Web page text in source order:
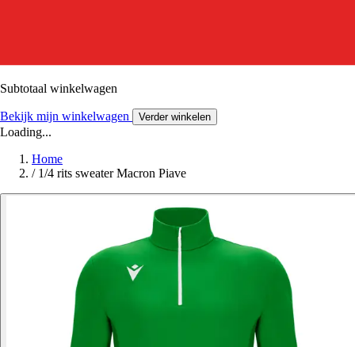
Subtotaal winkelwagen
Bekijk mijn winkelwagen Verder winkelen
Loading...
Home
/ 1/4 rits sweater Macron Piave